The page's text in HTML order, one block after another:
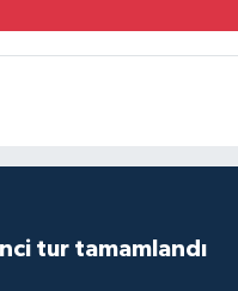
tur tamamlandı